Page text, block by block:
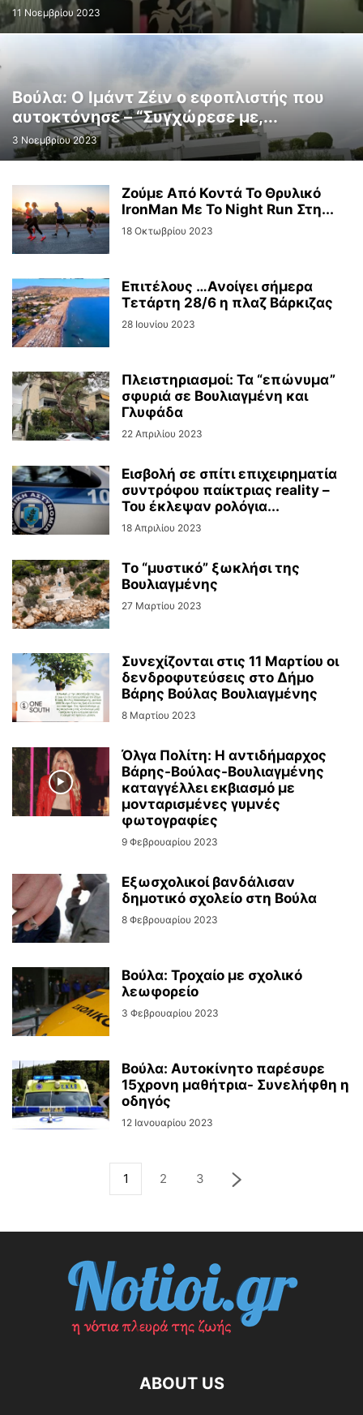
11 Νοεμβρίου 2023
Βούλα: Ο Ιμάντ Ζέιν ο εφοπλιστής που
αυτοκτόνησε – “Συγχώρεσε με,...
3 Νοεμβρίου 2023
Ζούμε Από Κοντά Το Θρυλικό
IronMan Με Το Night Run Στη...
18 Οκτωβρίου 2023
Επιτέλους …Ανοίγει σήμερα
Τετάρτη 28/6 η πλαζ Βάρκιζας
28 Ιουνίου 2023
Πλειστηριασμοί: Τα “επώνυμα”
σφυριά σε Βουλιαγμένη και
Γλυφάδα
22 Απριλίου 2023
Εισβολή σε σπίτι επιχειρηματία
συντρόφου παίκτριας reality –
Του έκλεψαν ρολόγια...
18 Απριλίου 2023
Tο “μυστικό” ξωκλήσι της
Βουλιαγμένης
27 Μαρτίου 2023
Συνεχίζονται στις 11 Μαρτίου οι
δενδροφυτεύσεις στο Δήμο
Βάρης Βούλας Βουλιαγμένης
8 Μαρτίου 2023
Όλγα Πολίτη: Η αντιδήμαρχος
Βάρης-Βούλας-Βουλιαγμένης
καταγγέλλει εκβιασμό με
μονταρισμένες γυμνές
φωτογραφίες
9 Φεβρουαρίου 2023
Εξωσχολικοί βανδάλισαν
δημοτικό σχολείο στη Βούλα
8 Φεβρουαρίου 2023
Βούλα: Τροχαίο με σχολικό
λεωφορείο
3 Φεβρουαρίου 2023
Βούλα: Αυτοκίνητο παρέσυρε
15χρονη μαθήτρια- Συνελήφθη η
οδηγός
12 Ιανουαρίου 2023
1 2 3
ABOUT US